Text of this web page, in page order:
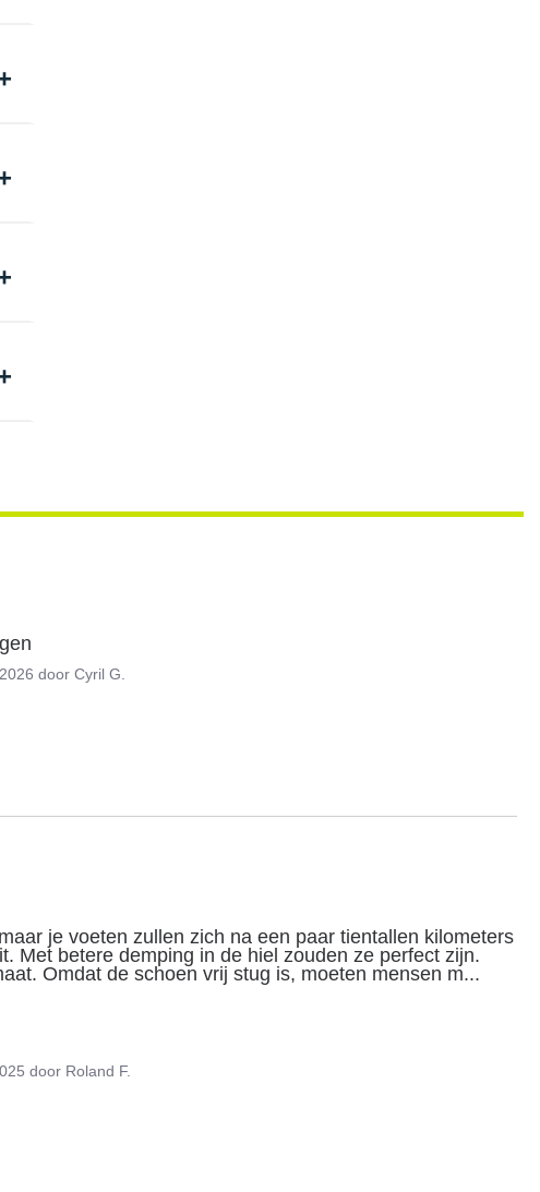
doorCyril G.
je voeten zullen zich na een paar tientallen kilometers
Met betere demping in de hiel zouden ze perfect zijn.
Omdat de schoen vrij stug is, moeten mensen m...
door Roland F.